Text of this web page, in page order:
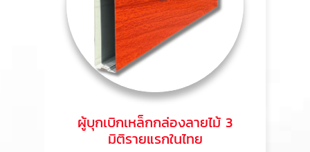
ผู้บุกเบิกเหล็กกล่องลายไม้ 3
มิติรายแรกในไทย